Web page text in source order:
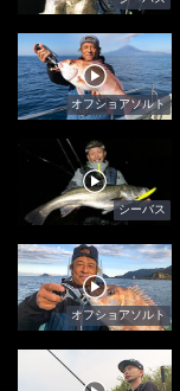
オフショアソルト
シーバス
オフショアソルト